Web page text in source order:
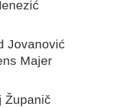
Jovanović
Majer
Županič